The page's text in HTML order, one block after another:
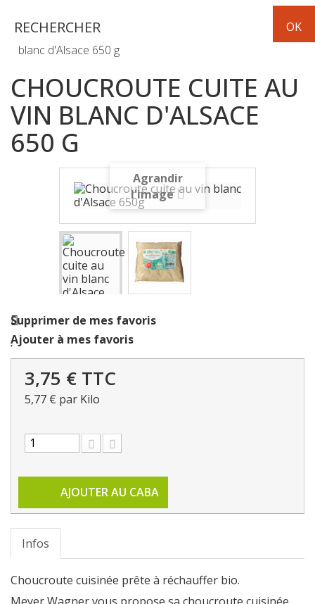
blanc d'Alsace 650 g
CHOUCROUTE CUITE AU
VIN BLANC D'ALSACE
650 G
Agrandir
l'image
Supprimer de mes favoris
Ajouter à mes favoris
3,75 € TTC
5,77 € par Kilo
AJOUTER AU CABA
Infos
Choucroute cuisinée prête à réchauffer bio.